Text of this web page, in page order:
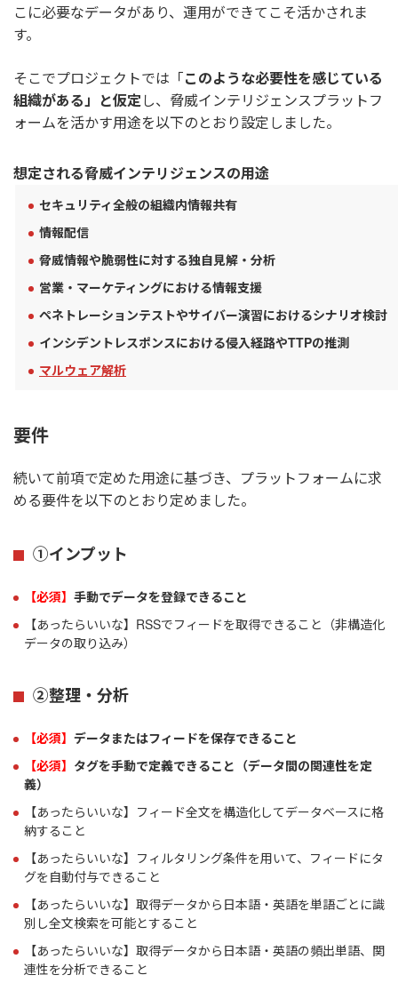
こに必要なデータがあり、運用ができてこそ活かされま
す。
そこでプロジェクトでは「このような必要性を感じている
組織がある」と仮定し、脅威インテリジェンスプラットフ
ォームを活かす用途を以下のとおり設定しました。
想定される脅威インテリジェンスの用途
セキュリティ全般の組織内情報共有
情報配信
脅威情報や脆弱性に対する独自見解・分析
営業・マーケティングにおける情報支援
ペネトレーションテストやサイバー演習におけるシナリオ検討
インシデントレスポンスにおける侵入経路やTTPの推測
マルウェア解析
要件
続いて前項で定めた用途に基づき、プラットフォームに求
める要件を以下のとおり定めました。
①インプット
【必須】 手動でデータを登録できること
【あったらいいな】RSSでフィードを取得できること（非構造化
データの取り込み）
②整理・分析
【必須】 データまたはフィードを保存できること
【必須】 タグを手動で定義できること（データ間の関連性を定
義）
【あったらいいな】フィード全文を構造化してデータベースに格
納すること
【あったらいいな】フィルタリング条件を用いて、フィードにタ
グを自動付与できること
【あったらいいな】取得データから日本語・英語を単語ごとに識
別し全文検索を可能とすること
【あったらいいな】取得データから日本語・英語の頻出単語、関
連性を分析できること